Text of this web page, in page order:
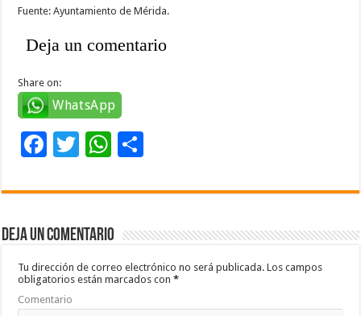
Fuente: Ayuntamiento de Mérida.
Deja un comentario
Share on:
WhatsApp
F
e
b
o
o
k
T
tt
er
W
at
sA
p
p
m
ar
ti
Deja un comentario
Tu dirección de correo electrónico no será publicada. Los campos
obligatorios están marcados con*
Comentario